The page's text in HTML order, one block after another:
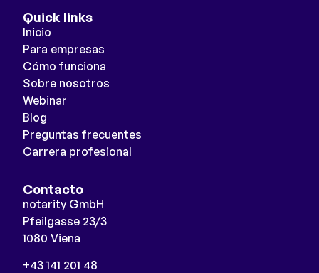
Quick links
Inicio
Para empresas
Cómo funciona
Sobre nosotros
Webinar
Blog
Preguntas frecuentes
Carrera profesional
Contacto
notarity GmbH
Pfeilgasse 23/3
1080 Viena
+43 141 201 48